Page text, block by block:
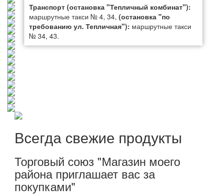
Транспорт (остановка "Тепличный комбинат"):
маршрутные такси № 4, 34, (остановка "по
требованию ул. Тепличная"): маршрутные такси
№ 34, 43.
Всегда свежие продукты
Торговый союз "Магазин моего
района приглашает вас за
покупками"